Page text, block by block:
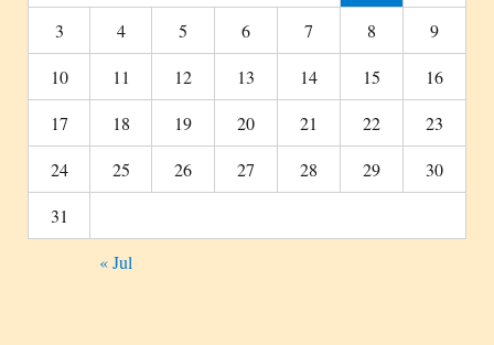
3
4 5 6 7 8
9
10
11 12 13 14 15
16
17
18 19 20 21 22
23
24
25 26 27 28 29
30
31
« Jul